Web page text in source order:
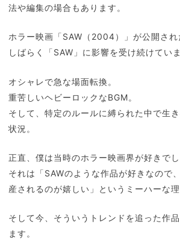
法や編集の場合もあります。
ホラー映画「SAW（2004）」が公開さ
しばらく「SAW」に影響を受け続けていま
オシャレで急な場面転換。
重苦しいヘビーロックなBGM。
そして、特定のルールに縛られた中で生
状況。
正直、僕は当時のホラー映画界が好きでし
それは「SAWのような作品が好きなので
産されるのが嬉しい」というミーハーな理
そして今、そういうトレンドを追った作
ます。